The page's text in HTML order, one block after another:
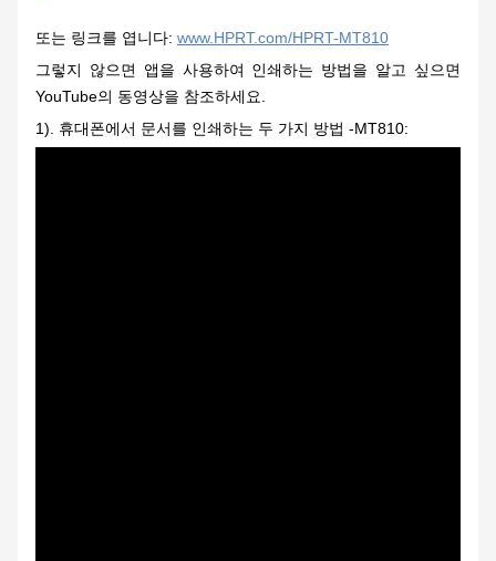
또는 링크를 엽니다: www.HPRT.com/HPRT-MT810
그렇지 않으면
앱을 사용하여 인쇄하는 방법을 알고 싶으면
YouTube의 동영상을 참조하세요.
1). 휴대폰에서 문서를 인쇄하는 두 가지 방법 -MT810: